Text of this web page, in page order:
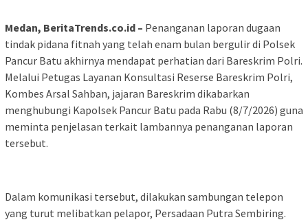
Medan, BeritaTrends.co.id – Penanganan laporan dugaan
tindak pidana fitnah yang telah enam bulan bergulir di Polsek
Pancur Batu akhirnya mendapat perhatian dari Bareskrim Polri.
Melalui Petugas Layanan Konsultasi Reserse Bareskrim Polri,
Kombes Arsal Sahban, jajaran Bareskrim dikabarkan
menghubungi Kapolsek Pancur Batu pada Rabu (8/7/2026) guna
meminta penjelasan terkait lambannya penanganan laporan
tersebut.
Dalam komunikasi tersebut, dilakukan sambungan telepon
yang turut melibatkan pelapor, Persadaan Putra Sembiring.